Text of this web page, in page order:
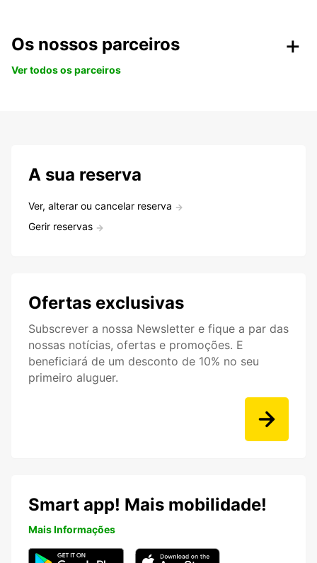
Os nossos parceiros
Ver todos os parceiros
A sua reserva
Ver, alterar ou cancelar reserva
Gerir reservas
Ofertas exclusivas
Subscrever a nossa Newsletter e fique a par das
nossas notícias, ofertas e promoções. E
beneficiará de um desconto de 10% no seu
primeiro aluguer.
Smart app! Mais mobilidade!
Mais Informações